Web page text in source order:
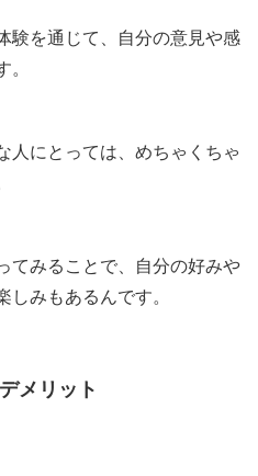
験を通じて、自分の意見や感
。
人にとっては、めちゃくちゃ
てみることで、自分の好みや
しみもあるんです。
メリット